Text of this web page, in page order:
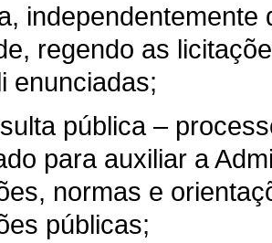
regendo as
enunciadas;
pública –
para auxiliar a
normas e
públicas;